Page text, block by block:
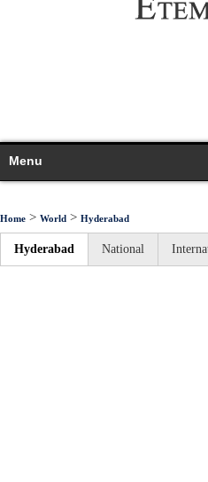
Menu
Home > World > Hyderabad
Hyderabad National